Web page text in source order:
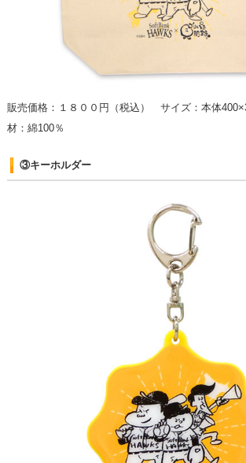
販売価格：１８００円（税込） サイズ：本体
材：綿100％
③キーホルダー